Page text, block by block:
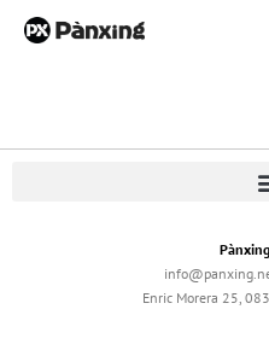
Enric Morera 25,